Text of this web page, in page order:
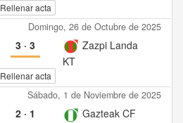
Rellenar acta
Domingo, 26 de Octubre de 2025
3· 3
Zazpi Landa
KT
Rellenar acta
Sábado, 1 de Noviembre de 2025
2· 1 Gazteak CF